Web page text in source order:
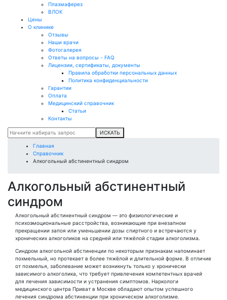
Плазмаферез
ВЛОК
Цены
О клинике
Отзывы
Наши врачи
Фотогалерея
Ответы на вопросы - FAQ
Лицензии, сертификаты, документы
Правила обработки персональных данных
Политика конфиденциальности
Гарантии
Оплата
Медицинский справочник
Статьи
Контакты
ИСКАТЬ
Главная
Справочник
Алкогольный абстинентный синдром
Алкогольный абстинентный
синдром
Алкогольный абстинентный синдром — это физиологические и
психоэмоциональные расстройства, возникающие при внезапном
прекращении запоя или уменьшении дозы спиртного и встречаются у
хронических алкоголиков на средней или тяжёлой стадии алкоголизма.
Синдром алкогольной абстиненции по некоторым признакам напоминает
похмельный, но протекает в более тяжёлой и длительной форме. В отличие
от похмелья, заболевание может возникнуть только у хронически
зависимого алкоголика, что требует привлечения компетентных врачей
для лечения зависимости и устранения симптомов. Наркологи
медицинского центра Приват в Москве обладают опытом успешного
лечения синдрома абстиненции при хроническом алкоголизме.